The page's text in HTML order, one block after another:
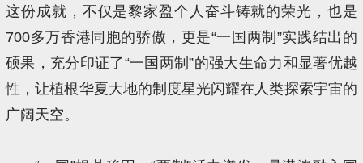
这份成就，不仅是黎家盈个人奋斗铸就的荣光，也是
700多万香港同胞的骄傲，更是“一国两制”实践结出的
硕果，充分印证了“一国两制”的强大生命力和显著优越
性，让植根华夏大地的制度星光闪耀在人类探索宇宙的
广阔天空。